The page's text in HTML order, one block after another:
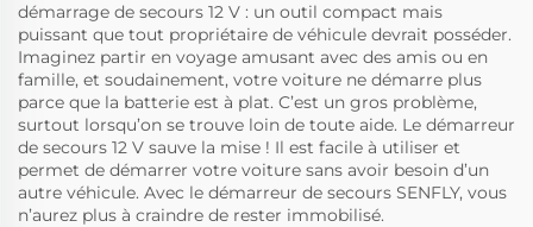
démarrage de secours 12 V : un outil compact mais
puissant que tout propriétaire de véhicule devrait posséder.
Imaginez partir en voyage amusant avec des amis ou en
famille, et soudainement, votre voiture ne démarre plus
parce que la batterie est à plat. C’est un gros problème,
surtout lorsqu’on se trouve loin de toute aide. Le démarreur
de secours 12 V sauve la mise ! Il est facile à utiliser et
permet de démarrer votre voiture sans avoir besoin d’un
autre véhicule. Avec le démarreur de secours SENFLY, vous
n’aurez plus à craindre de rester immobilisé.